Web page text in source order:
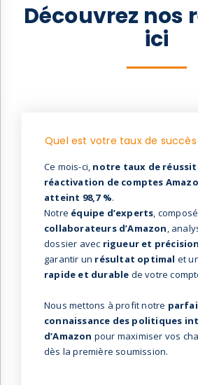
Découvrez nos
ici
Quel est votre taux de succès
Ce mois-ci, notre taux de
réactivation de comptes
atteint 98,7 %.
Notre équipe d’experts ,
collaborateurs d’Amazon ,
dossier avec rigueur et précision
garantir un résultat optimal et
rapide et durable de votre
Nous mettons à profit notre
connaissance des politiques
d’Amazon pour maximiser vos
dès la première soumission.